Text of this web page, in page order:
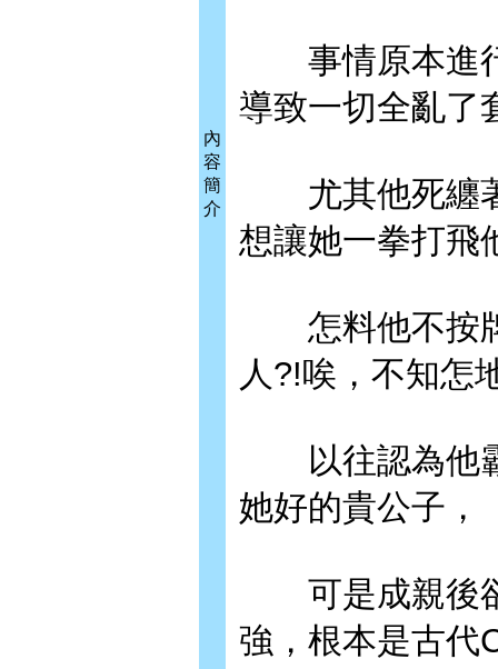
內
容
簡
介
事情原本進行
導致一切全亂了
尤其他死纏著
想讓她一拳打飛
怎料他不按牌
人?!唉，不知怎
以往認為他霸
她好的貴公子，
可是成親後卻
強，根本是古代